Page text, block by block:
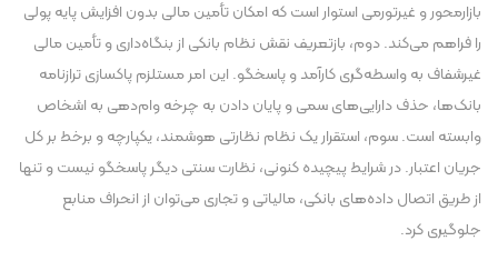
بازارمحور و غیرتورمی استوار است که امکان تأمین مالی بدون افزایش پایه پولی
را فراهم می‌کند. دوم، بازتعریف نقش نظام بانکی از بنگاه‌داری و تأمین مالی
غیرشفاف به واسطه‌گری کارآمد و پاسخگو. این امر مستلزم پاکسازی ترازنامه
بانک‌ها، حذف دارایی‌های سمی و پایان دادن به چرخه وام‌دهی به اشخاص
وابسته است. سوم، استقرار یک نظام نظارتی هوشمند، یکپارچه و برخط بر کل
جریان اعتبار. در شرایط پیچیده کنونی، نظارت سنتی دیگر پاسخگو نیست و تنها
از طریق اتصال داده‌های بانکی، مالیاتی و تجاری می‌توان از انحراف منابع
جلوگیری کرد.